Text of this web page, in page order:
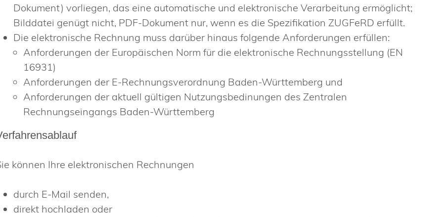
Dokument) vorliegen, das eine automatische und elektronische Verarbeitung ermöglicht;
Bilddatei genügt nicht, PDF-Dokument nur, wenn es die Spezifikation ZUGFeRD erfüllt.
Die elektronische Rechnung muss darüber hinaus folgende Anforderungen erfüllen:
Anforderungen der Europäischen Norm für die elektronische Rechnungsstellung (EN
16931)
Anforderungen der E-Rechnungsverordnung Baden-Württemberg und
Anforderungen der aktuell gültigen Nutzungsbedinungen des Zentralen
Rechnungseingangs Baden-Württemberg
können Ihre elektronischen Rechnungen
durch E-Mail senden,
direkt hochladen oder